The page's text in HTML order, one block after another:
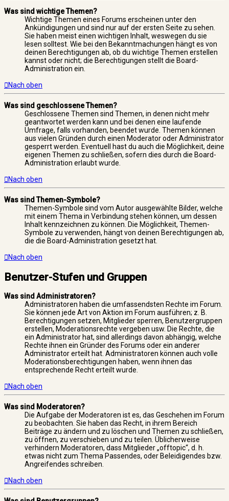
Was sind wichtige Themen?
Wichtige Themen eines Forums erscheinen unter den
Ankündigungen und sind nur auf der ersten Seite zu sehen.
Sie haben meist einen wichtigen Inhalt, weswegen du sie
lesen solltest. Wie bei den Bekanntmachungen hängt es von
deinen Berechtigungen ab, ob du wichtige Themen erstellen
kannst oder nicht; die Berechtigungen stellt die Board-
Administration ein.
Nach oben
Was sind geschlossene Themen?
Geschlossene Themen sind Themen, in denen nicht mehr
geantwortet werden kann und bei denen eine laufende
Umfrage, falls vorhanden, beendet wurde. Themen können
aus vielen Gründen durch einen Moderator oder Administrator
gesperrt werden. Eventuell hast du auch die Möglichkeit, deine
eigenen Themen zu schließen, sofern dies durch die Board-
Administration erlaubt wurde.
Nach oben
Was sind Themen-Symbole?
Themen-Symbole sind vom Autor ausgewählte Bilder, welche
mit einem Thema in Verbindung stehen können, um dessen
Inhalt kennzeichnen zu können. Die Möglichkeit, Themen-
Symbole zu verwenden, hängt von deinen Berechtigungen ab,
die die Board-Administration gesetzt hat.
Nach oben
Benutzer-Stufen und Gruppen
Was sind Administratoren?
Administratoren haben die umfassendsten Rechte im Forum.
Sie können jede Art von Aktion im Forum ausführen; z. B.
Berechtigungen setzen, Mitglieder sperren, Benutzergruppen
erstellen, Moderationsrechte vergeben usw. Die Rechte, die
ein Administrator hat, sind allerdings davon abhängig, welche
Rechte ihnen ein Gründer des Forums oder ein anderer
Administrator erteilt hat. Administratoren können auch volle
Moderationsberechtigungen haben, wenn ihnen das
entsprechende Recht erteilt wurde.
Nach oben
Was sind Moderatoren?
Die Aufgabe der Moderatoren ist es, das Geschehen im Forum
zu beobachten. Sie haben das Recht, in ihrem Bereich
Beiträge zu ändern und zu löschen und Themen zu schließen,
zu öffnen, zu verschieben und zu teilen. Üblicherweise
verhindern Moderatoren, dass Mitglieder „offtopic“, d. h.
etwas nicht zum Thema Passendes, oder Beleidigendes bzw.
Angreifendes schreiben.
Nach oben